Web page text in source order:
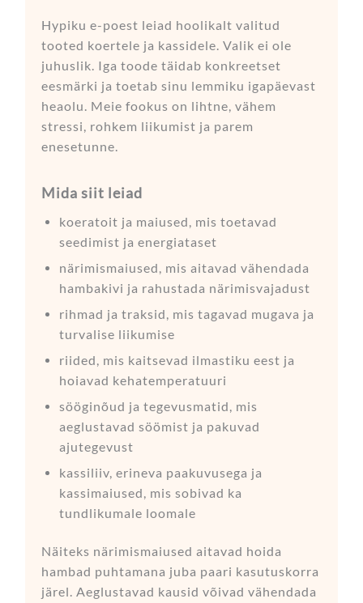
Hypiku e-poest leiad hoolikalt valitud
tooted koertele ja kassidele. Valik ei ole
juhuslik. Iga toode täidab konkreetset
eesmärki ja toetab sinu lemmiku igapäevast
heaolu. Meie fookus on lihtne, vähem
stressi, rohkem liikumist ja parem
enesetunne.
Mida siit leiad
koeratoit ja maiused, mis toetavad
seedimist ja energiataset
närimismaiused, mis aitavad vähendada
hambakivi ja rahustada närimisvajadust
rihmad ja traksid, mis tagavad mugava ja
turvalise liikumise
riided, mis kaitsevad ilmastiku eest ja
hoiavad kehatemperatuuri
sööginõud ja tegevusmatid, mis
aeglustavad söömist ja pakuvad
ajutegevust
kassiliiv, erineva paakuvusega ja
kassimaiused, mis sobivad ka
tundlikumale loomale
Näiteks närimismaiused aitavad hoida
hambad puhtamana juba paari kasutuskorra
järel. Aeglustavad kausid võivad vähendada